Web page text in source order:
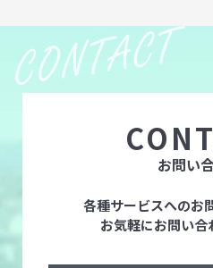
お問い
各種サービスへのお
お気軽にお問い合